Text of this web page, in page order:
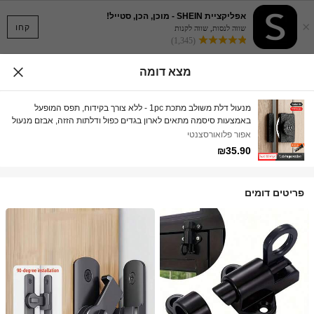
קחו ×
אפליקציית SHEIN - מוכן, הכן, סטייל!
שווה לנסות, שווה לקנות
(1,345)
מצא דומה
מנעול דלת משולב מתכת 1pc - ללא צורך בקידוח, תפס המופעל
באמצעות סיסמה מתאים לארון בגדים כפול ודלתות הזזה, אבזם מנעול
אוניברסלי לא חשמלי להגנה מפני גניבה
אפור פלואורסצנטי
₪35.90
פריטים דומים